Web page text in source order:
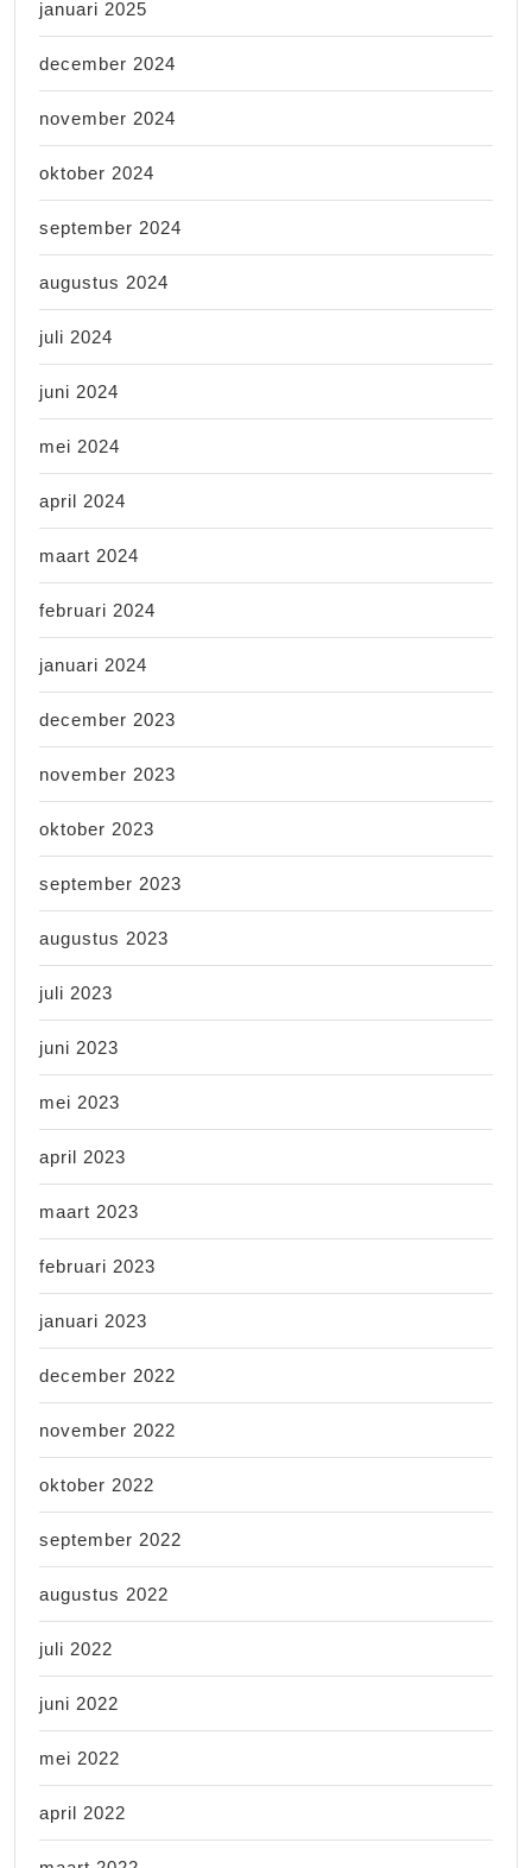
januari 2025
december 2024
november 2024
oktober 2024
september 2024
augustus 2024
juli 2024
juni 2024
mei 2024
april 2024
maart 2024
februari 2024
januari 2024
december 2023
november 2023
oktober 2023
september 2023
augustus 2023
juli 2023
juni 2023
mei 2023
april 2023
maart 2023
februari 2023
januari 2023
december 2022
november 2022
oktober 2022
september 2022
augustus 2022
juli 2022
juni 2022
mei 2022
april 2022